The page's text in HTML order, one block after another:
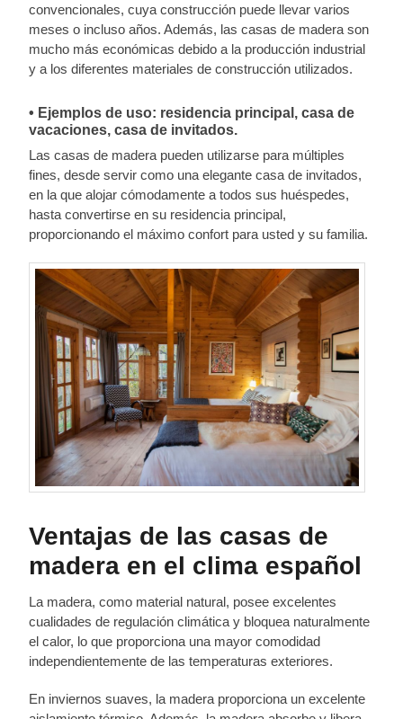
convencionales, cuya construcción puede llevar varios
meses o incluso años. Además, las casas de madera son
mucho más económicas debido a la producción industrial
y a los diferentes materiales de construcción utilizados.
• Ejemplos de uso: residencia principal, casa de
vacaciones, casa de invitados.
Las casas de madera pueden utilizarse para múltiples
fines, desde servir como una elegante casa de invitados,
en la que alojar cómodamente a todos sus huéspedes,
hasta convertirse en su residencia principal,
proporcionando el máximo confort para usted y su familia.
Ventajas de las casas de
madera en el clima español
La madera, como material natural, posee excelentes
cualidades de regulación climática y bloquea naturalmente
el calor, lo que proporciona una mayor comodidad
independientemente de las temperaturas exteriores.
En inviernos suaves, la madera proporciona un excelente